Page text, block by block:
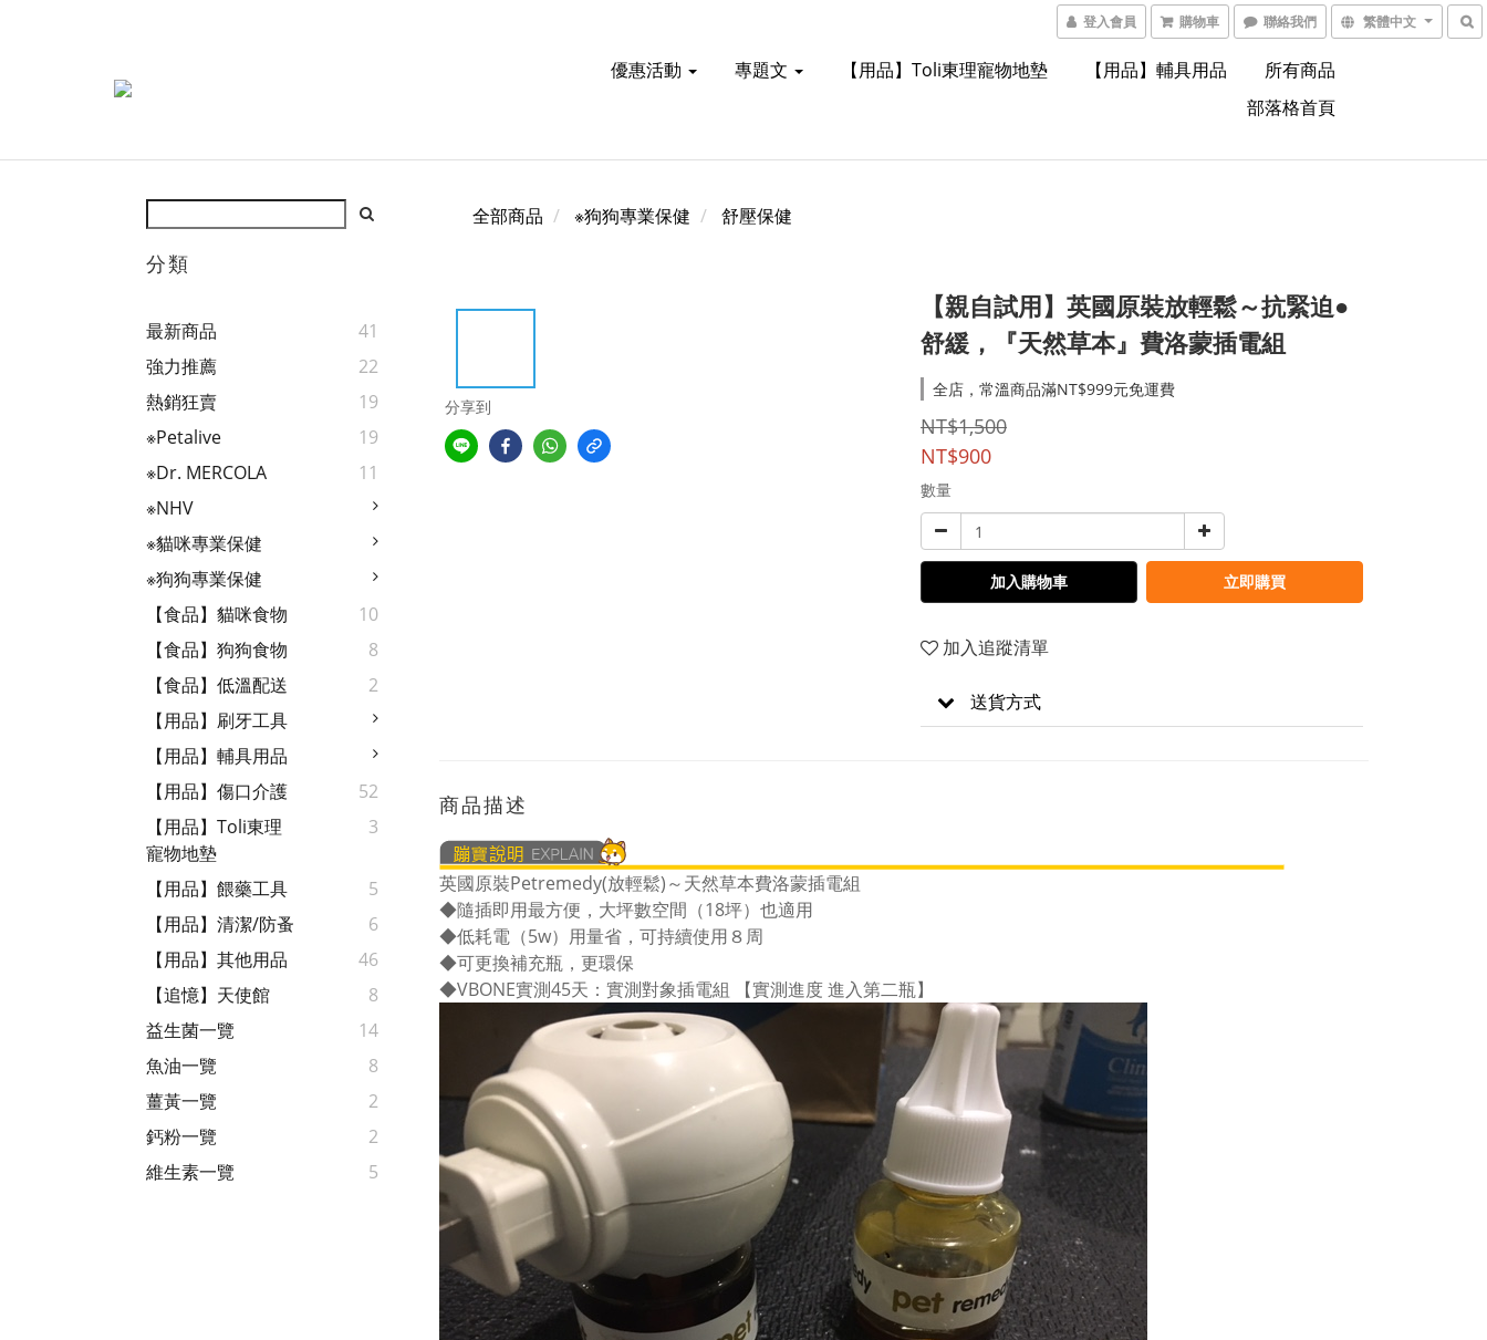
登入會員 購物車 聯絡我們 繁體中文
優惠活動 專題文 【用品】Toli東理寵物地墊 【用品】輔具用品
所有商品
部落格首頁
分類
最新商品
41
強力推薦
22
熱銷狂賣
19
※Petalive
19
※Dr. MERCOLA
11
※NHV
※貓咪專業保健
※狗狗專業保健
【食品】貓咪食物
10
【食品】狗狗食物
8
【食品】低溫配送
2
【用品】刷牙工具
【用品】輔具用品
【用品】傷口介護
52
【用品】Toli東理
寵物地墊
3
【用品】餵藥工具
5
【用品】清潔/防蚤
6
【用品】其他用品
46
【追憶】天使館
8
益生菌一覽
14
魚油一覽
8
薑黃一覽
2
鈣粉一覽
2
維生素一覽
5
全部商品 ※狗狗專業保健 舒壓保健
分享到
【親自試用】英國原裝放輕鬆～抗緊迫●
舒緩，『天然草本』費洛蒙插電組
全店，常溫商品滿NT$999元免運費
NT$1,500
NT$900
數量
加入購物車 立即購買
加入追蹤清單
送貨方式
商品描述
英國原裝Petremedy(放輕鬆)～天然草本費洛蒙插電組
◆隨插即用最方便，大坪數空間（18坪）也適用
◆低耗電（5w）用量省，可持續使用８周
◆可更換補充瓶，更環保
◆VBONE實測45天：實測對象插電組 【實測進度 進入第二瓶】